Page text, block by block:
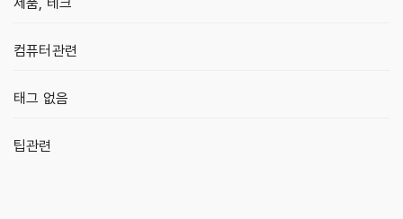
컴퓨터관련
태그 없음
팁관련